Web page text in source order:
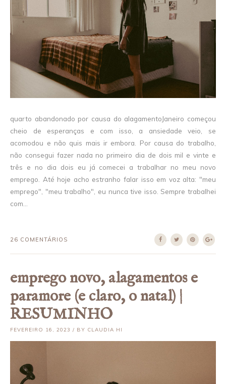
quarto abandonado por causa do alagamentoJaneiro começou
cheio de esperanças e com isso, a ansiedade veio, se
acomodou e não quis mais ir embora. Por causa do trabalho,
não consegui fazer nada no primeiro dia de dois mil e vinte e
três e no dia dois eu já comecei a trabalhar no meu novo
emprego. Até hoje acho estranho falar isso em voz alta: "meu
emprego", "meu trabalho", eu nunca tive isso. Sempre trabalhei
com...
26 COMENTÁRIOS
emprego novo, alagamentos e
paramore (e claro, o natal) |
RESUMINHO
FEVEREIRO 16, 2023 / BY CLAUDIA HI